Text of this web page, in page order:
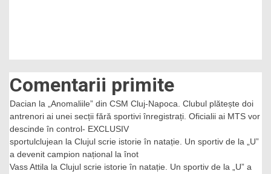
Comentarii primite
Dacian la
„Anomaliile” din CSM Cluj-Napoca. Clubul plătește doi
antrenori ai unei secții fără sportivi înregistrați. Oficialii ai MTS vor
descinde în control- EXCLUSIV
sportulclujean la Clujul scrie istorie în natație. Un sportiv de la „U”
a devenit campion național la înot
Vass Attila la Clujul scrie istorie în natație. Un sportiv de la „U” a